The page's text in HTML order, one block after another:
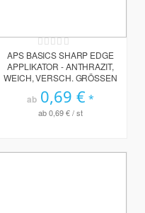
Rating:
0%
APS BASICS SHARP EDGE
APPLIKATOR - ANTHRAZIT,
WEICH, VERSCH. GRÖSSEN
ab 0,69 €
ab0,69 €/ st